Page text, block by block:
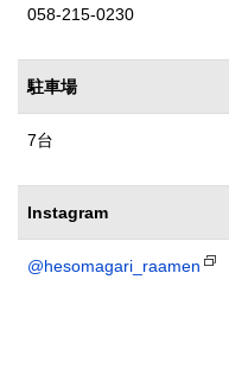
058-215-0230
駐車場
7台
Instagram
@hesomagari_raamen